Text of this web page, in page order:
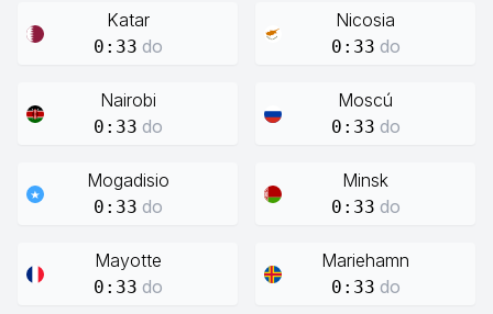
Katar
0:33 do
Nicosia
0:33 do
Nairobi
0:33 do
Moscú
0:33 do
Mogadisio
0:33 do
Minsk
0:33 do
Mayotte
0:33 do
Mariehamn
0:33 do